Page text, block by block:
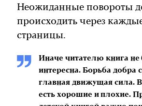
Неожиданные повороты
происходить через
страницы.
Иначе читателю книга не
интересна. Борьба добра
главная движущая сила. В
есть хорошие и плохие.